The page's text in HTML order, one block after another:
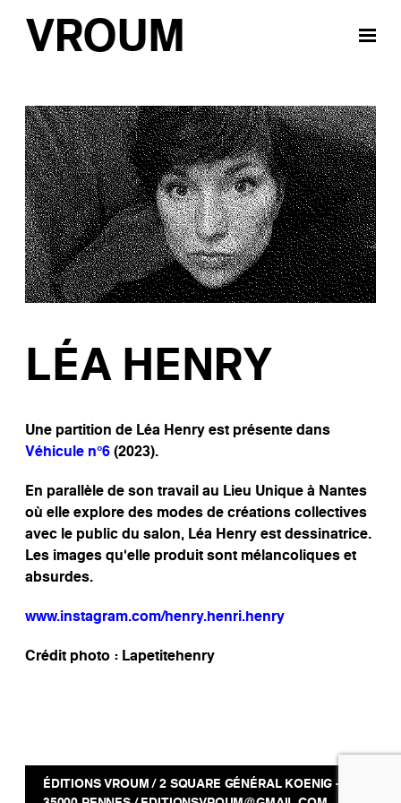
VROUM
LÉA HENRY
Une partition de Léa Henry est présente dans
Véhicule n°6(2023).
En parallèle de son travail au Lieu Unique à Nantes
où elle explore des modes de créations collectives
avec le public du salon, Léa Henry est dessinatrice.
Les images qu’elle produit sont mélancoliques et
absurdes.
www.instagram.com/henry.henri.henry
Crédit photo :Lapetitehenry
ÉDITIONS VROUM / 2 SQUARE GÉNÉRAL KOENIG -